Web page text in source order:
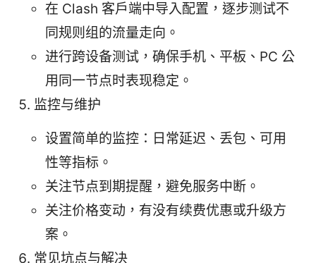
在 Clash 客户端中导入配置，逐步测试不
同规则组的流量走向。
进行跨设备测试，确保手机、平板、PC 公
用同一节点时表现稳定。
监控与维护
设置简单的监控：日常延迟、丢包、可用
性等指标。
关注节点到期提醒，避免服务中断。
关注价格变动，有没有续费优惠或升级方
案。
常见坑点与解决